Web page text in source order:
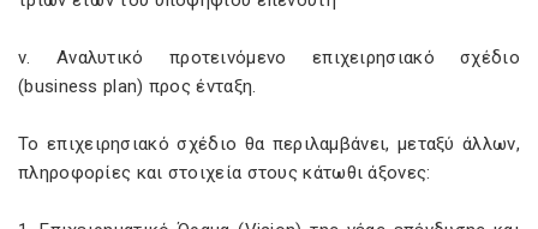
ν. Αναλυτικό προτεινόμενο επιχειρησιακό σχέδιο
(business plan) προς ένταξη.
Το επιχειρησιακό σχέδιο θα περιλαμβάνει, μεταξύ άλλων,
πληροφορίες και στοιχεία στους κάτωθι άξονες: